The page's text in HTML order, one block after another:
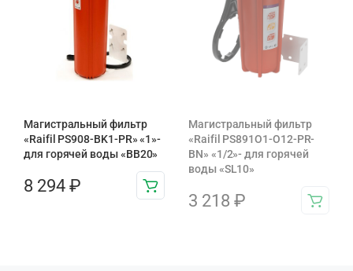
Магистральный фильтр
«Raifil PS908-BK1-PR» «1»-
для горячей воды «BB20»
8 294 ₽
Магистральный фильтр
«Raifil PS891O1-O12-PR-
BN» «1/2»- для горячей
воды «SL10»
3 218 ₽